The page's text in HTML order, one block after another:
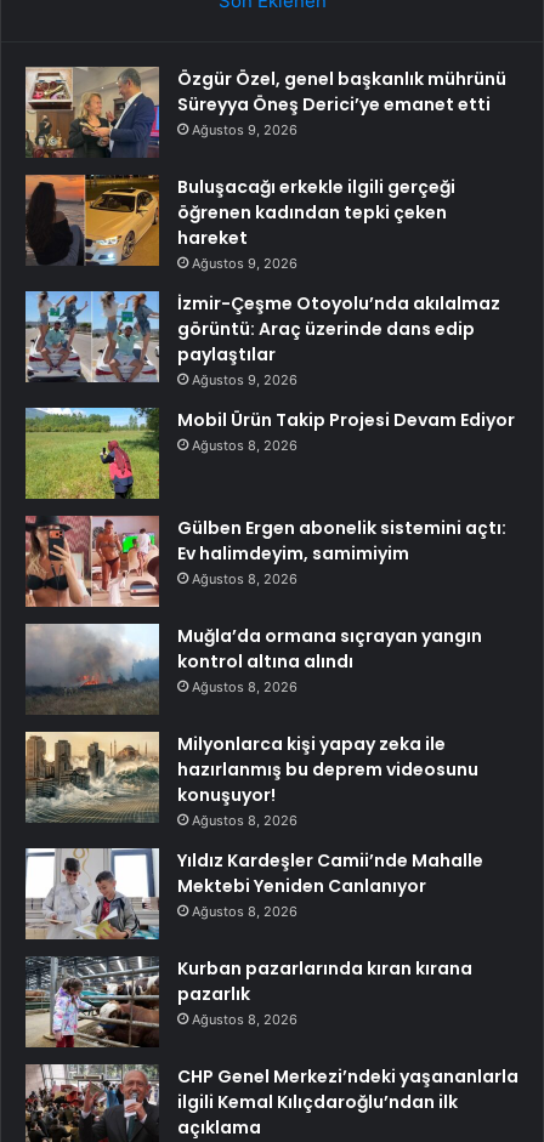
Özgür Özel, genel başkanlık mührünü
Süreyya Öneş Derici’ye emanet etti
Ağustos 9, 2026
Buluşacağı erkekle ilgili gerçeği
öğrenen kadından tepki çeken
hareket
Ağustos 9, 2026
İzmir-Çeşme Otoyolu’nda akılalmaz
görüntü: Araç üzerinde dans edip
paylaştılar
Ağustos 9, 2026
Mobil Ürün Takip Projesi Devam Ediyor
Ağustos 8, 2026
Gülben Ergen abonelik sistemini açtı:
Ev halimdeyim, samimiyim
Ağustos 8, 2026
Muğla’da ormana sıçrayan yangın
kontrol altına alındı
Ağustos 8, 2026
Milyonlarca kişi yapay zeka ile
hazırlanmış bu deprem videosunu
konuşuyor!
Ağustos 8, 2026
Yıldız Kardeşler Camii’nde Mahalle
Mektebi Yeniden Canlanıyor
Ağustos 8, 2026
Kurban pazarlarında kıran kırana
pazarlık
Ağustos 8, 2026
CHP Genel Merkezi’ndeki yaşananlarla
ilgili Kemal Kılıçdaroğlu’ndan ilk
açıklama